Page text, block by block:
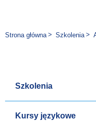
Jesteś tutaj:
Strona główna Szkolenia
Szkolenia
Kursy językowe